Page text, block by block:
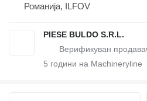
Романија, ILFOV
PIESE BULDO S.R.L.
5 години на Machineryline